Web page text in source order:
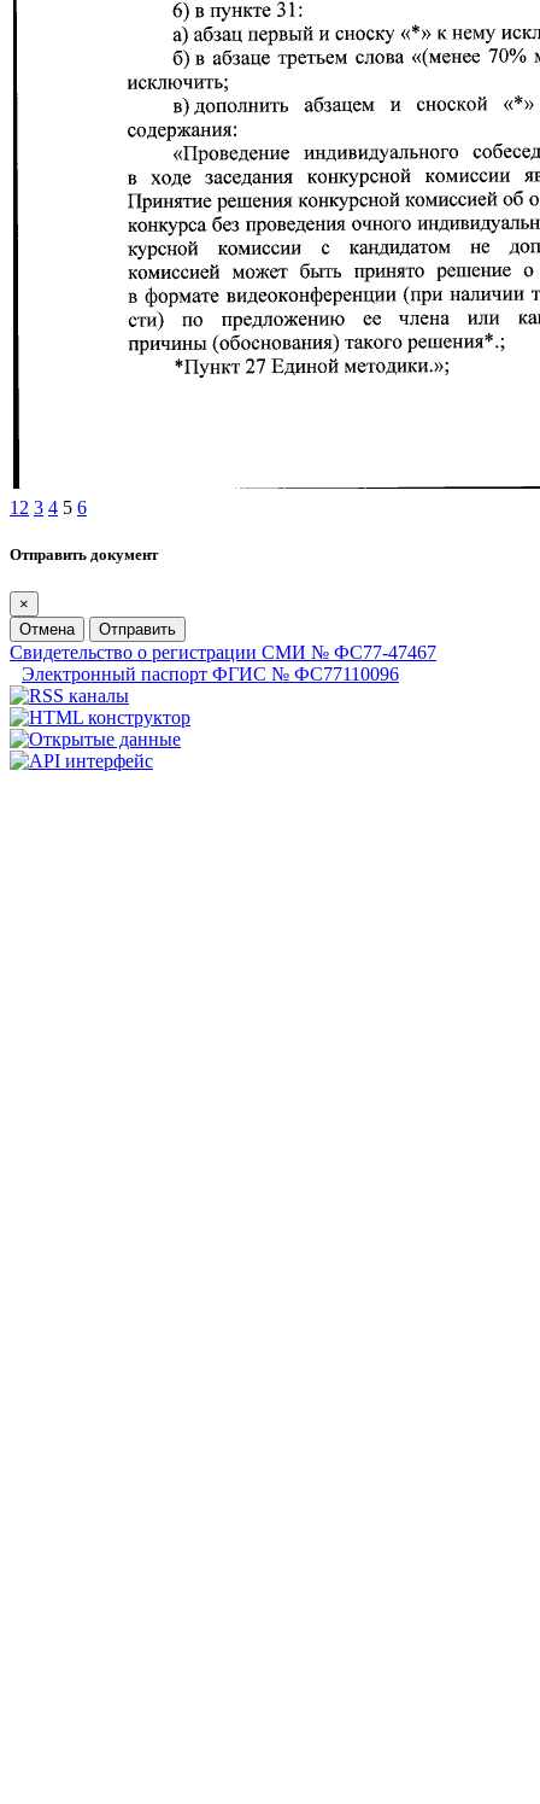
1 2 3 4 5 6
Отправить документ
×
Отмена
Отправить
Свидетельство о регистрации СМИ № ФС77-47467
Электронный паспорт ФГИС № ФС77110096